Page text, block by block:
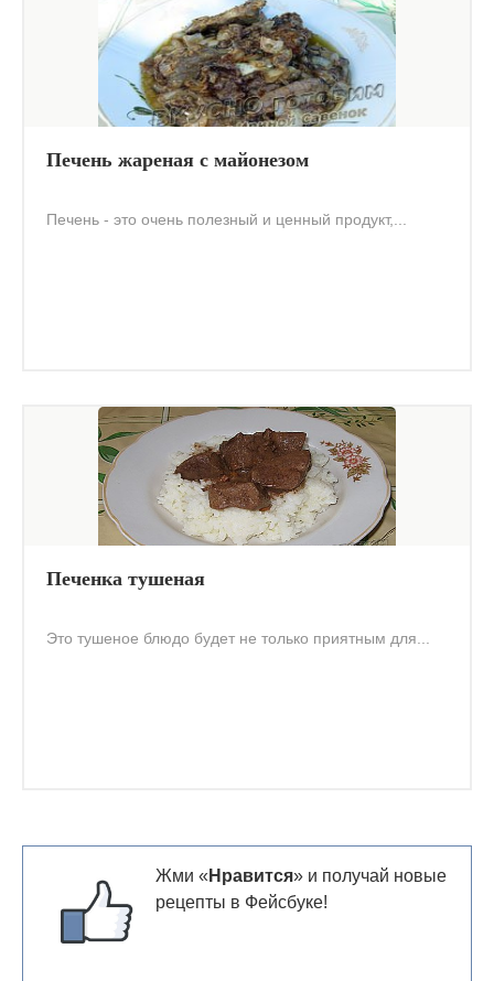
Печень жареная с майонезом
Печень - это очень полезный и ценный продукт,...
Печенка тушеная
Это тушеное блюдо будет не только приятным для...
Жми « Нравится» и получай новые
рецепты в Фейсбуке!